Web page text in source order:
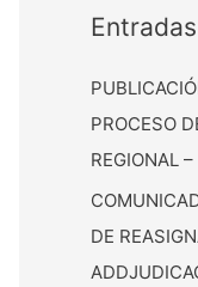
PROCESO
REGIONAL
DE